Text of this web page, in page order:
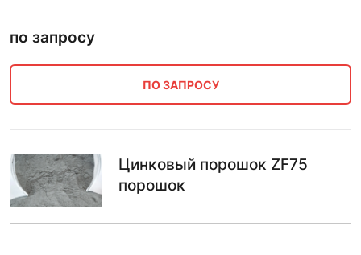
по запросу
ПО ЗАПРОСУ
Цинковый порошок ZF75
порошок